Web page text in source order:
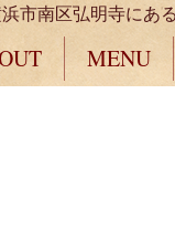
市南区弘明寺にあ
MENU